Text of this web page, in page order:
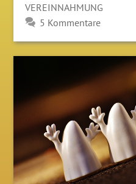
VEREINNAHMUNG
5 Kommentare